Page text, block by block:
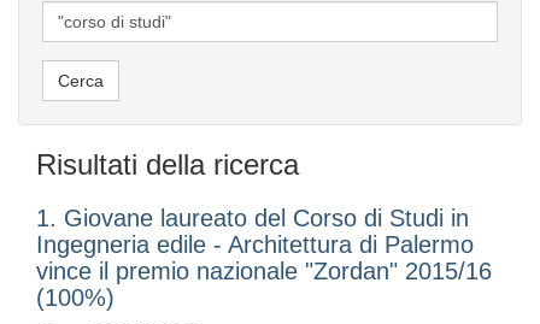
Risultati della ricerca
1. Giovane laureato del Corso di Studi in
Ingegneria edile - Architettura di Palermo
vince il premio nazionale "Zordan" 2015/16
(100%)